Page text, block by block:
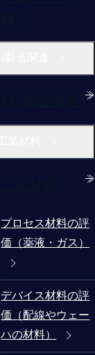
プロセス材料の評
価（薬液・ガス）
デバイス材料の評
価（配線やウェー
ハの材料）